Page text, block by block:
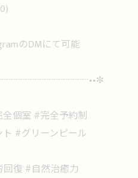
のDMにて可能
個室 #完全予約制
#グリーンピール
復 #自然治癒力